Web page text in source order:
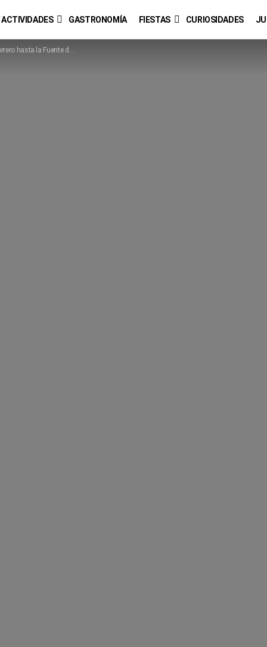
ACTIVIDADES GASTRONOMÍA FIESTAS CURIOSIDADES
la Fuente de la Junquera